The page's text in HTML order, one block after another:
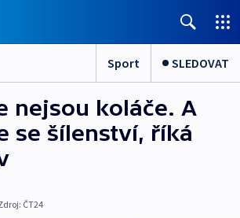
Sport SLEDOVAT
nejsou koláče. A
se šílenství, říká
ČT24